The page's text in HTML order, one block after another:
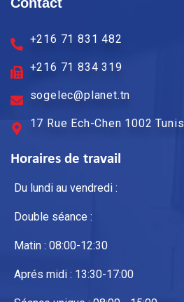
+216 71 831 482
+216 71 834 319
sogelec@planet.tn
17 Rue Ech-Chen 1002 Tunis
Horaires de travail
Du lundi au vendredi :
Double séance :
Matin : 08:00-12:30
Aprés midi : 13:30-17:00